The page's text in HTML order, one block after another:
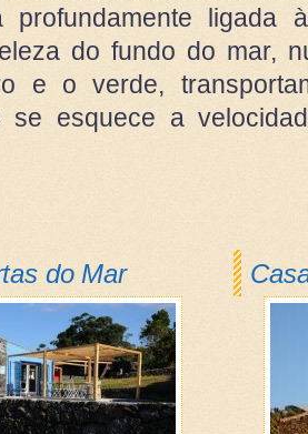
profundamente ligada
do fundo do mar,
e o verde,
se esquece a
do Mar